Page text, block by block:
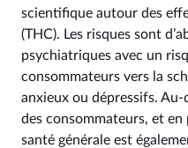
scientifique autour des
(THC). Les risques sont
psychiatriques avec un
consommateurs vers la
anxieux ou dépressifs. Au-
des consommateurs, et
santé générale est